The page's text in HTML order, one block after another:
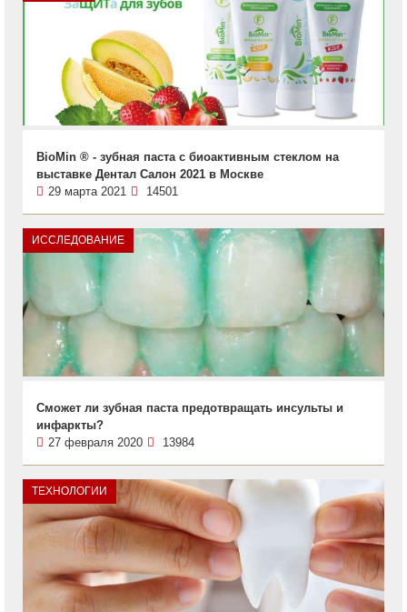
BioMin ® - зубная паста с биоактивным стеклом на
выставке Дентал Салон 2021 в Москве
29 марта 2021
14501
ИССЛЕДОВАНИЕ
Сможет ли зубная паста предотвращать инсульты и
инфаркты?
27 февраля 2020
13984
ТЕХНОЛОГИИ